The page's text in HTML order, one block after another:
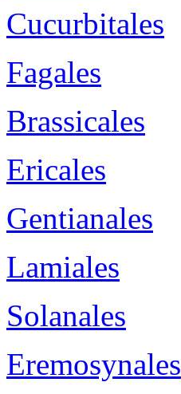
Cucurbitales
Fagales
Brassicales
Ericales
Gentianales
Lamiales
Solanales
Eremosynales